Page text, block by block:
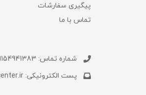
پیگیری سفارشات
تماس با ما
شماره تماس: 09154941383
پست الکترونیکی: info@lampcenter.ir